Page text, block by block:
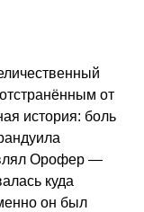
от
история: боль
Орофер —
куда
он был